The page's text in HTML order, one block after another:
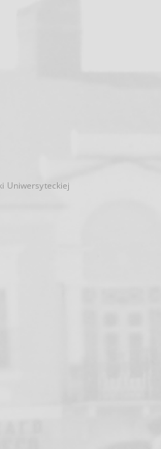
Uniwersyteckiej